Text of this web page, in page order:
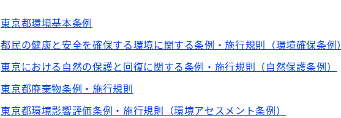
東京都環境基本条例
都民の健康と安全を確保する環境に関する条例・施行規則（環境確保条例）
東京における自然の保護と回復に関する条例・施行規則（自然保護条例）
東京都廃棄物条例・施行規則
東京都環境影響評価条例・施行規則（環境アセスメント条例）